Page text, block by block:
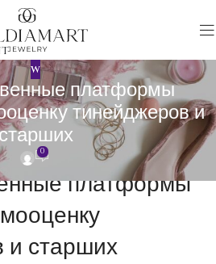
W
платформы
тинейджеров и
0
платформы
и старших